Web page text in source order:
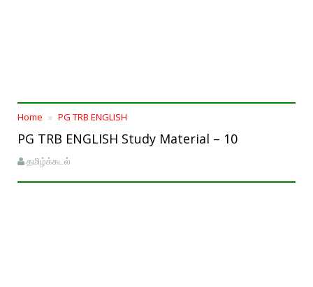
Home PG TRB ENGLISH
PG TRB ENGLISH Study Material – 10
தமிழ்க்கடல்